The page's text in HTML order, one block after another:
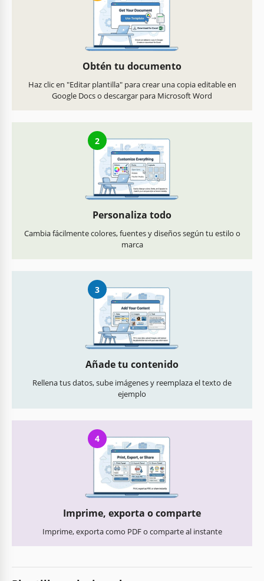
Obtén tu documento
Haz clic en "Editar plantilla" para crear una copia editable en
Google Docs o descargar para Microsoft Word
2
Personaliza todo
Cambia fácilmente colores, fuentes y diseños según tu estilo o
marca
3
Añade tu contenido
Rellena tus datos, sube imágenes y reemplaza el texto de
ejemplo
4
Imprime, exporta o comparte
Imprime, exporta como PDF o comparte al instante